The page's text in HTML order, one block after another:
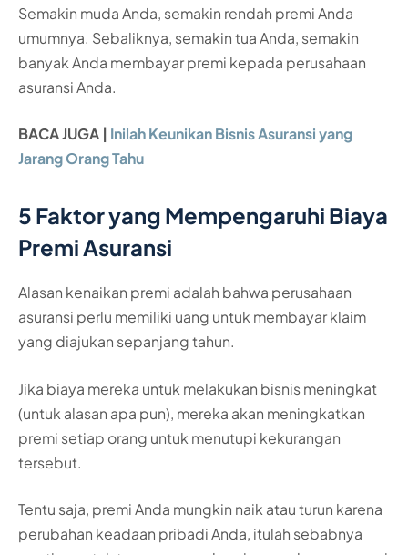
Semakin muda Anda, semakin rendah premi Anda
umumnya. Sebaliknya, semakin tua Anda, semakin
banyak Anda membayar premi kepada perusahaan
asuransi Anda.
BACA JUGA | Inilah Keunikan Bisnis Asuransi yang
Jarang Orang Tahu
5 Faktor yang Mempengaruhi Biaya
Premi Asuransi
Alasan kenaikan premi adalah bahwa perusahaan
asuransi perlu memiliki uang untuk membayar klaim
yang diajukan sepanjang tahun.
Jika biaya mereka untuk melakukan bisnis meningkat
(untuk alasan apa pun), mereka akan meningkatkan
premi setiap orang untuk menutupi kekurangan
tersebut.
Tentu saja, premi Anda mungkin naik atau turun karena
perubahan keadaan pribadi Anda, itulah sebabnya